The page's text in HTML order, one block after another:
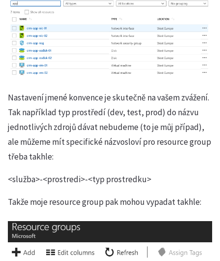
Nastavení jmené konvence je skutečně na vašem zvážení.
Tak například typ prostředí (dev, test, prod) do názvu
jednotlivých zdrojů dávat nebudeme (to je můj případ),
ale můžeme mít specifické názvosloví pro resource group
třeba takhle:
<služba>-<prostredi>-<typ prostredku>
Takže moje resource group pak mohou vypadat takhle: